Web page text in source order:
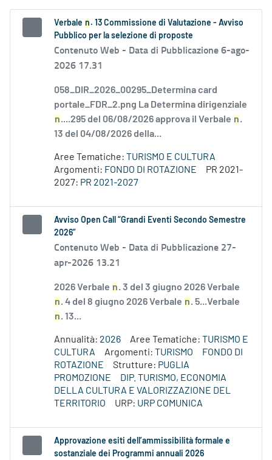
Verbale n . 13 Commissione di Valutazione - Avviso
Pubblico per la selezione di proposte
Contenuto Web - Data di Pubblicazione 6-ago-
2026 17.31
058_DIR_2026_00295_Determina card
portale_FDR_2.png La Determina dirigenziale
n....295 del 06/08/2026 approva il Verbale n.
13 del 04/08/2026 della...
Aree Tematiche: TURISMO E CULTURA
Argomenti: FONDO DI ROTAZIONE
PR 2021-
2027: PR 2021-2027
Avviso Open Call “Grandi Eventi Secondo Semestre
2026”
Contenuto Web - Data di Pubblicazione 27-
apr-2026 13.21
2026 Verbale n. 3 del 3 giugno 2026 Verbale
n. 4 del 8 giugno 2026 Verbale n. 5...Verbale
n. 13...
Annualità: 2026 Aree Tematiche: TURISMO E
CULTURA
Argomenti: TURISMO
FONDO DI
ROTAZIONE
Strutture: PUGLIA
PROMOZIONE
DIP. TURISMO, ECONOMIA
DELLA CULTURA E VALORIZZAZIONE DEL
TERRITORIO
URP: URP COMUNICA
Approvazione esiti dell’ammissibilità formale e
sostanziale dei Programmi annuali 2026